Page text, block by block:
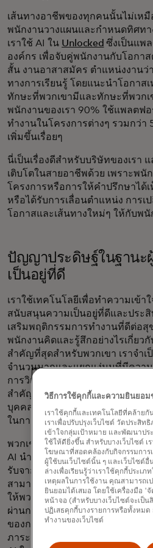
เส้นทางอาชีพของทุกคนนั้นไม่เห
พนักงานวางแผนและกำหนดทิศท
เราใช้ AI ใน Unlocked ซึ่งเป็นแพ
องค์กร เพื่อจับคู่พนักงานกับโอกาส
สั้น งานอาสาสมัคร ตำแหน่งงานว่
ทางการเรียนรู้ โดยแนะนำโอกา
ทักษะที่พวกเขามีและทักษะที่พวก
พนักงานของเรา 90% ใช้แพลตฟ
ทำงานในโครงการต่างๆ รวมกว่า
เพิ่มขึ้นเรื่อยๆ
นี่เป็นเรื่องดีสำหรับบริษัทของเรา
เติบโตในสายอาชีพด้วย เพราะพนั
โครงการหรือการให้คำปรึกษาได้
หรือได้รับการเลื่อนตำแหน่ง การเ
โอกาสและเส้นทางใหม่ๆ ให้กับพนั
ปัญญาประดิษฐ์ในฐานะ
เป็นอยู่ที่ดี
เราใช้เทคโนโลยีเพื่อทำความเข้
สนับสนุนความเป็นอยู่ที่ดีและประ
เสริมพฤติกรรมการทำงานที่ดีต่อสุ
พนักงานคิดและรู้สึกอย่างไรเกี่ยว
สำคัญที่สุดสำหรับพวกเขา เราจำ
จำนวนมากและแยกแง่มุมที่มีควา
การวิเคราะห์ความรู้สึกด้วย AI เพื่
สำคัญและโอกาสต่างๆ รวมถึงเพื่อ
บุคคลให้แก่พนักงานของเราเกี่ยว
ในการทำงานของพวกเขา
พวกเขาสามารถจัดการประชุมได้
AI นำเสนอจังหวะการประชุมที่ดีที่
รับจากการประชุมที่พวกเขาเป็นผู้จั
สามารถทำงานร่วมกันได้ดียิ่งขึ้นไ
ให้พวกเขาใช้ประโยชน์จากเครือข่
ผ่านการวิเคราะห์เชิงลึกเกี่ยวกับ
ของการปฏิสัมพันธ์ต่างๆ พวกเขา
ภาระงานและความต้องการของเ
วิธีการใช้คุกกี้และความยินยอ
เราใช้คุกกี้และเทคโนโลยีที่คล้าย
เราเพื่อปรับปรุงเว็บไซต์ วัดประสิ
เข้าใจกลุ่มเป้าหมาย และพัฒนาปร
ใช้ให้ดียิ่งขึ้น สำหรับบางเว็บไซต์ เ
โฆษณาที่สอดคล้องกับกิจกรรมการ
ผู้ใช้บนเว็บไซต์นั้น ๆ และเว็บไซต์
ล่างเพื่อเรียนรู้ว่าเราใช้คุกกี้ประเภ
เหตุผลในการใช้งาน คุณสามารถเ
ยินยอมได้เสมอ โดยใช้เครื่องมือ '
หน้าจอ (สำหรับบางเว็บไซต์จะเป็
ปฏิเสธคุกกี้บางรายการหรือทั้งหมด
ทำงานของเว็บไซต์